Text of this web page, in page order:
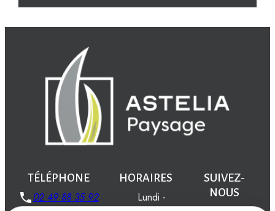
TÉLÉPHONE
02 49 88 35 92
HORAIRES
Lundi -
SUIVEZ-
NOUS